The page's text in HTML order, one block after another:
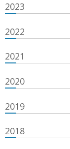
2023
2022
2021
2020
2019
2018